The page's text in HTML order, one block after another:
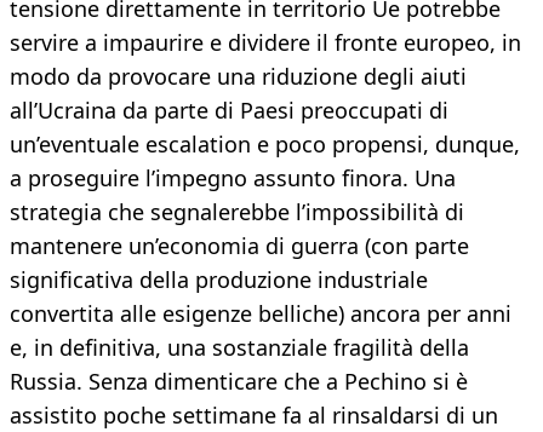
tensione direttamente in territorio Ue potrebbe
servire a impaurire e dividere il fronte europeo, in
modo da provocare una riduzione degli aiuti
all’Ucraina da parte di Paesi preoccupati di
un’eventuale escalation e poco propensi, dunque,
a proseguire l’impegno assunto finora. Una
strategia che segnalerebbe l’impossibilità di
mantenere un’economia di guerra (con parte
significativa della produzione industriale
convertita alle esigenze belliche) ancora per anni
e, in definitiva, una sostanziale fragilità della
Russia. Senza dimenticare che a Pechino si è
assistito poche settimane fa al rinsaldarsi di un